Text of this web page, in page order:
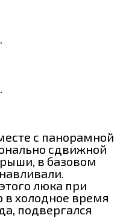
с панорамной
сдвижной
в базовом
люка при
в холодное время
подвергался